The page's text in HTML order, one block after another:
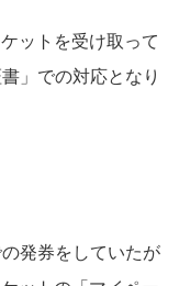
ットを受け取って
」での対応となり
発券をしていたが